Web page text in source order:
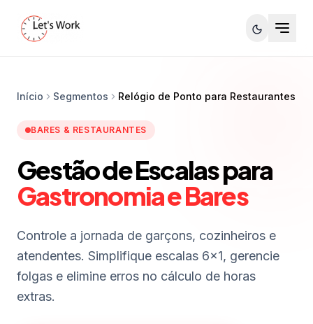
Início Segmentos Relógio de Ponto para Restaurantes
BARES & RESTAURANTES
Gestão de Escalas para
Gastronomia e Bares
Controle a jornada de garçons, cozinheiros e
atendentes. Simplifique escalas 6x1, gerencie
folgas e elimine erros no cálculo de horas
extras.